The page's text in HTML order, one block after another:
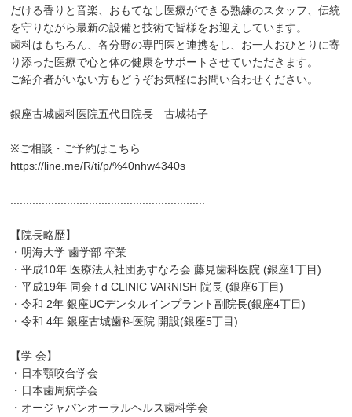
だける香りと音楽、おもてなし医療ができる熟練のスタッフ、伝統
を守りながら最新の設備と技術で皆様をお迎えしています。
歯科はもちろん、各分野の専門医と連携をし、お一人おひとりに寄
り添った医療で心と体の健康をサポートさせていただきます。
ご紹介者がいない方もどうぞお気軽にお問い合わせください。
銀座古城歯科医院五代目院長 古城祐子
※ご相談・ご予約はこちら
https://line.me/R/ti/p/%40nhw4340s
【院長略歴】
・明海大学 歯学部 卒業
・平成10年 医療法人社団あすなろ会 藤見歯科医院 (銀座1丁目)
・平成19年 同会 f d CLINIC VARNISH 院長 (銀座6丁目)
・令和 2年 銀座UCデンタルインプラント副院長(銀座4丁目)
・令和 4年 銀座古城歯科医院 開設(銀座5丁目)
【学 会】
・日本顎咬合学会
・日本歯周病学会
・オージャパンオーラルヘルス歯科学会